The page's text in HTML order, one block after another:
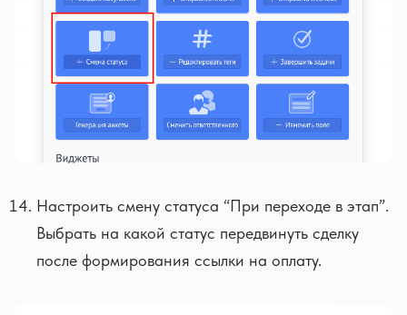
Настроить смену статуса “При переходе в этап”.
Выбрать на какой статус передвинуть сделку
после формирования ссылки на оплату.